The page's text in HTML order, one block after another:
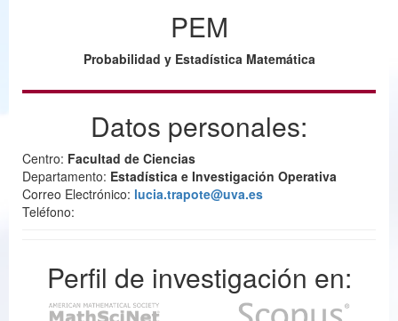
PEM
Probabilidad y Estadística Matemática
Datos personales:
Centro: Facultad de Ciencias
Departamento: Estadística e Investigación Operativa
Correo Electrónico: lucia.trapote@uva.es
Teléfono:
Perfil de investigación en: